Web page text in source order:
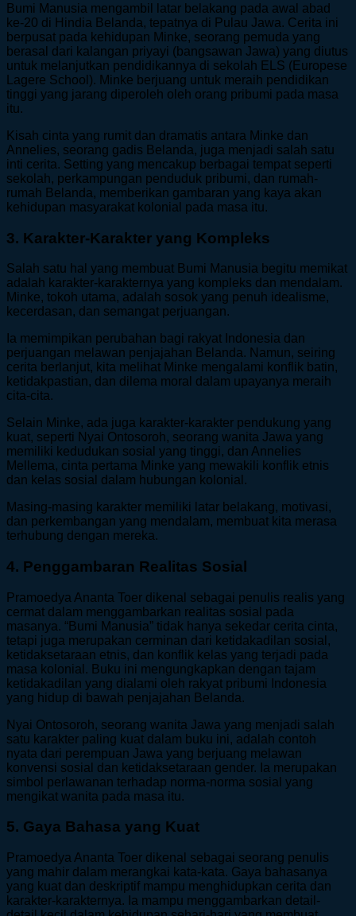
Bumi Manusia mengambil latar belakang pada awal abad
ke-20 di Hindia Belanda, tepatnya di Pulau Jawa. Cerita ini
berpusat pada kehidupan Minke, seorang pemuda yang
berasal dari kalangan priyayi (bangsawan Jawa) yang diutus
untuk melanjutkan pendidikannya di sekolah ELS (Europese
Lagere School). Minke berjuang untuk meraih pendidikan
tinggi yang jarang diperoleh oleh orang pribumi pada masa
itu.
Kisah cinta yang rumit dan dramatis antara Minke dan
Annelies, seorang gadis Belanda, juga menjadi salah satu
inti cerita. Setting yang mencakup berbagai tempat seperti
sekolah, perkampungan penduduk pribumi, dan rumah-
rumah Belanda, memberikan gambaran yang kaya akan
kehidupan masyarakat kolonial pada masa itu.
3. Karakter-Karakter yang Kompleks
Salah satu hal yang membuat Bumi Manusia begitu memikat
adalah karakter-karakternya yang kompleks dan mendalam.
Minke, tokoh utama, adalah sosok yang penuh idealisme,
kecerdasan, dan semangat perjuangan.
Ia memimpikan perubahan bagi rakyat Indonesia dan
perjuangan melawan penjajahan Belanda. Namun, seiring
cerita berlanjut, kita melihat Minke mengalami konflik batin,
ketidakpastian, dan dilema moral dalam upayanya meraih
cita-cita.
Selain Minke, ada juga karakter-karakter pendukung yang
kuat, seperti Nyai Ontosoroh, seorang wanita Jawa yang
memiliki kedudukan sosial yang tinggi, dan Annelies
Mellema, cinta pertama Minke yang mewakili konflik etnis
dan kelas sosial dalam hubungan kolonial.
Masing-masing karakter memiliki latar belakang, motivasi,
dan perkembangan yang mendalam, membuat kita merasa
terhubung dengan mereka.
4. Penggambaran Realitas Sosial
Pramoedya Ananta Toer dikenal sebagai penulis realis yang
cermat dalam menggambarkan realitas sosial pada
masanya. “Bumi Manusia” tidak hanya sekedar cerita cinta,
tetapi juga merupakan cerminan dari ketidakadilan sosial,
ketidaksetaraan etnis, dan konflik kelas yang terjadi pada
masa kolonial. Buku ini mengungkapkan dengan tajam
ketidakadilan yang dialami oleh rakyat pribumi Indonesia
yang hidup di bawah penjajahan Belanda.
Nyai Ontosoroh, seorang wanita Jawa yang menjadi salah
satu karakter paling kuat dalam buku ini, adalah contoh
nyata dari perempuan Jawa yang berjuang melawan
konvensi sosial dan ketidaksetaraan gender. Ia merupakan
simbol perlawanan terhadap norma-norma sosial yang
mengikat wanita pada masa itu.
5. Gaya Bahasa yang Kuat
Pramoedya Ananta Toer dikenal sebagai seorang penulis
yang mahir dalam merangkai kata-kata. Gaya bahasanya
yang kuat dan deskriptif mampu menghidupkan cerita dan
karakter-karakternya. Ia mampu menggambarkan detail-